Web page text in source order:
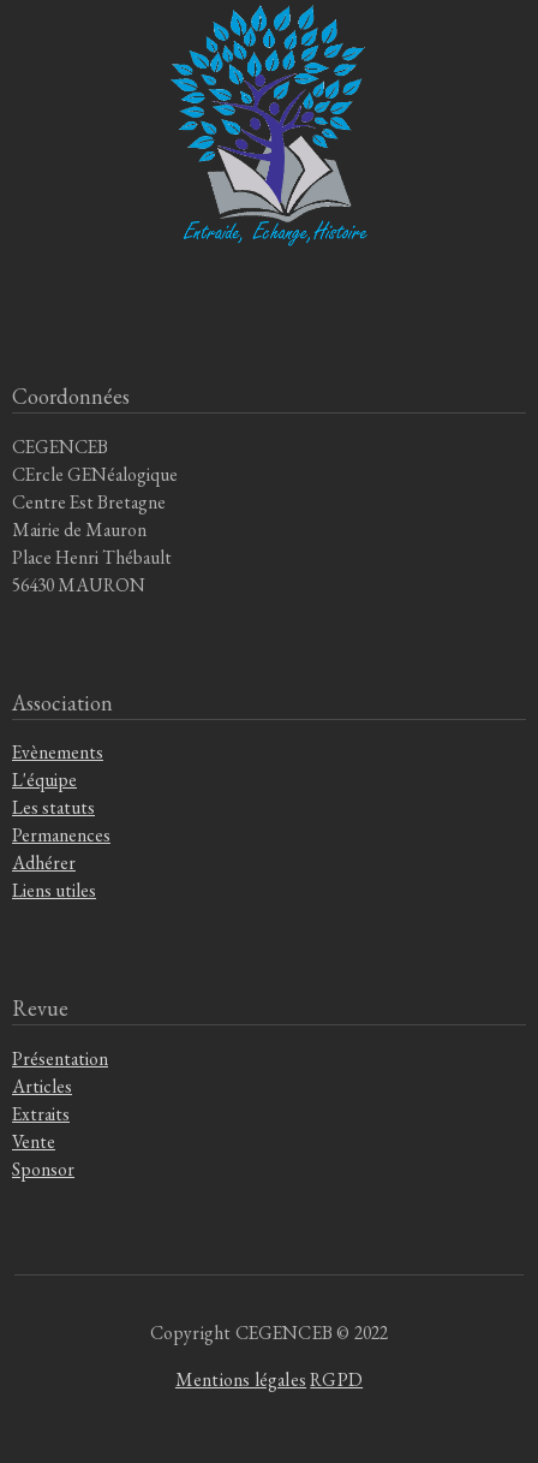
Coordonnées
CEGENCEB
CErcle GENéalogique
Centre Est Bretagne
Mairie de Mauron
Place Henri Thébault
56430 MAURON
Association
Evènements
L'équipe
Les statuts
Permanences
Adhérer
Liens utiles
Revue
Présentation
Articles
Extraits
Vente
Sponsor
Copyright CEGENCEB © 2022
Mentions légales RGPD